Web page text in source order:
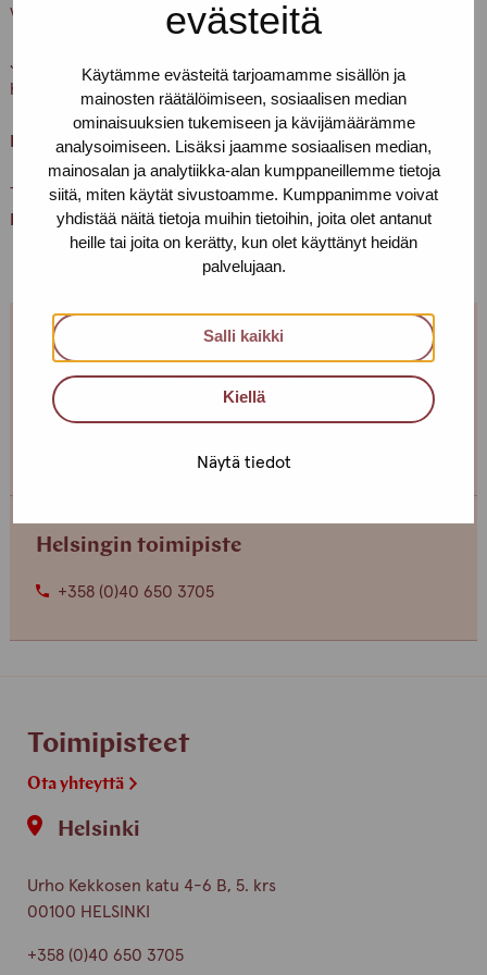
evästeitä
Käytämme evästeitä tarjoamamme sisällön ja
mainosten räätälöimiseen, sosiaalisen median
ominaisuuksien tukemiseen ja kävijämäärämme
analysoimiseen. Lisäksi jaamme sosiaalisen median,
mainosalan ja analytiikka-alan kumppaneillemme tietoja
siitä, miten käytät sivustoamme. Kumppanimme voivat
yhdistää näitä tietoja muihin tietoihin, joita olet antanut
heille tai joita on kerätty, kun olet käyttänyt heidän
palvelujaan.
Salli kaikki
Kiellä
Näytä tiedot
vedä ovenkahvasta.
Ja muistathan, että asioithan meillä vain terveenä. Pidetään
huolta itsestämme ja toisistamme
Lämpimästi tervetuloa!
Terveisin,
Helsingin Pro-tukipisteen porukka
Jos et pääse paikalle, mutta haluaisit
tavata, niin ota yhteyttä!
Helsingin toimipiste
+358 (0)40 650 3705
Toimipisteet
Ota yhteyttä
Helsinki
Urho Kekkosen katu 4-6 B, 5. krs
00100 HELSINKI
+358 (0)40 650 3705